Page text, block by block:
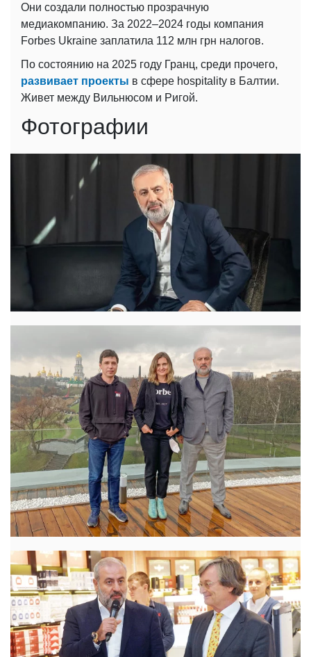
Они создали полностью прозрачную
медиакомпанию. За 2022–2024 годы компания
Forbes Ukraine заплатила 112 млн грн налогов.
По состоянию на 2025 году Гранц, среди прочего,
развивает проекты в сфере hospitality в Балтии.
Живет между Вильнюсом и Ригой.
Фотографии